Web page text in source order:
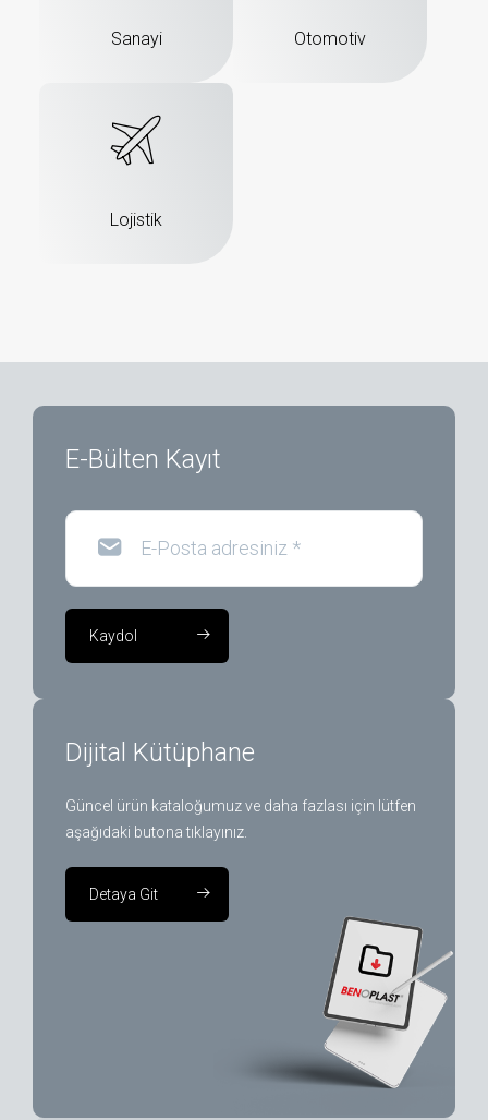
Sanayi Otomotiv
Lojistik
E-Bülten Kayıt
E-Posta adresiniz *
Kaydol
Dijital Kütüphane
Güncel ürün kataloğumuz ve daha fazlası için lütfen
aşağıdaki butona tıklayınız.
Detaya Git